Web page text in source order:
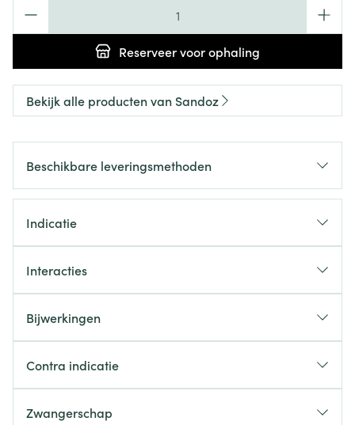
Reserveervoor ophaling
Bekijk alle producten van Sandoz
Beschikbare leveringsmethoden
Indicatie
Interacties
Bijwerkingen
Contra indicatie
Zwangerschap